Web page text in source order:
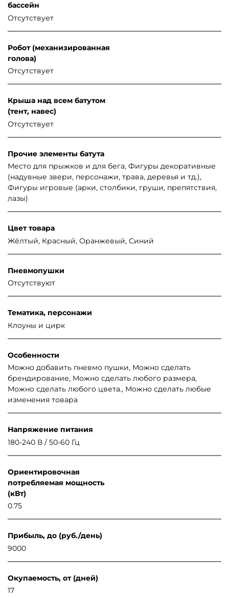
бассейн
Отсутствует
Робот (механизированная
голова)
Отсутствует
Крыша над всем батутом
(тент, навес)
Отсутствует
Прочие элементы батута
Место для прыжков и для бега, Фигуры декоративные
(надувные звери, персонажи, трава, деревья и тд.),
Фигуры игровые (арки, столбики, груши, препятствия,
лазы)
Цвет товара
Жёлтый, Красный, Оранжевый, Синий
Пневмопушки
Отсутствуют
Тематика, персонажи
Клоуны и цирк
Особенности
Можно добавить пневмо пушки, Можно сделать
брендирование, Можно сделать любого размера,
Можно сделать любого цвета., Можно сделать любые
изменения товара
Напряжение питания
180-240 В / 50-60 Гц
Ориентировочная
потребляемая мощность
(кВт)
0.75
Прибыль, до (руб./день)
9000
Окупаемость, от (дней)
17